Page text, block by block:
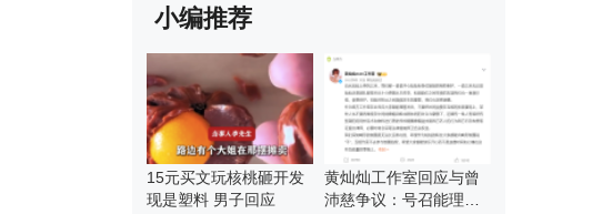
小编推荐
15元买文玩核桃砸开发
现是塑料 男子回应
黄灿灿工作室回应与曾
沛慈争议：号召能理智